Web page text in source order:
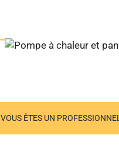
VOUS ÊTES UN PROFESSIONNEL